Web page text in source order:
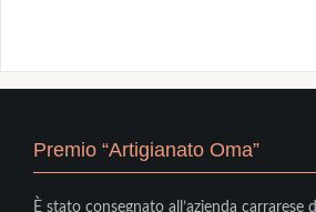
Premio “Artigianato Oma”
È stato consegnato all’azienda carrarese